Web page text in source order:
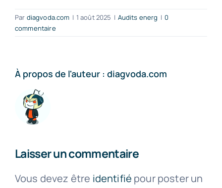
Par diagvoda.com | 1 août 2025 | Audits energ | 0
commentaire
À propos de l'auteur : diagvoda.com
Laisser un commentaire
Vous devez être identifié pour poster un